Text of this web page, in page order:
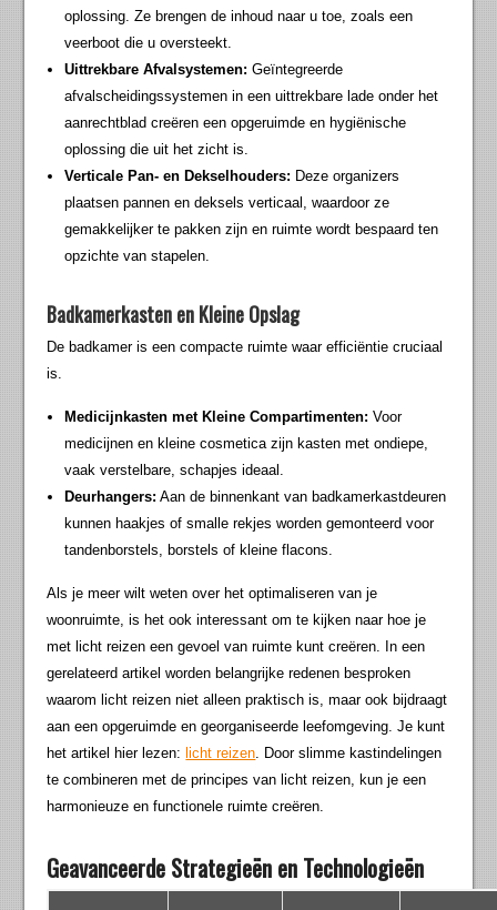
oplossing. Ze brengen de inhoud naar u toe, zoals een
veerboot die u oversteekt.
Uittrekbare Afvalsystemen: Geïntegreerde
afvalscheidingssystemen in een uittrekbare lade onder het
aanrechtblad creëren een opgeruimde en hygiënische
oplossing die uit het zicht is.
Verticale Pan- en Dekselhouders: Deze organizers
plaatsen pannen en deksels verticaal, waardoor ze
gemakkelijker te pakken zijn en ruimte wordt bespaard ten
opzichte van stapelen.
Badkamerkasten en Kleine Opslag
De badkamer is een compacte ruimte waar efficiëntie cruciaal
is.
Medicijnkasten met Kleine Compartimenten: Voor
medicijnen en kleine cosmetica zijn kasten met ondiepe,
vaak verstelbare, schapjes ideaal.
Deurhangers: Aan de binnenkant van badkamerkastdeuren
kunnen haakjes of smalle rekjes worden gemonteerd voor
tandenborstels, borstels of kleine flacons.
Als je meer wilt weten over het optimaliseren van je
woonruimte, is het ook interessant om te kijken naar hoe je
met licht reizen een gevoel van ruimte kunt creëren. In een
gerelateerd artikel worden belangrijke redenen besproken
waarom licht reizen niet alleen praktisch is, maar ook bijdraagt
aan een opgeruimde en georganiseerde leefomgeving. Je kunt
het artikel hier lezen: licht reizen. Door slimme kastindelingen
te combineren met de principes van licht reizen, kun je een
harmonieuze en functionele ruimte creëren.
Geavanceerde Strategieën en Technologieën